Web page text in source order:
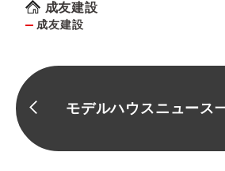
成友建設
成友建設
モデルハウスニュース